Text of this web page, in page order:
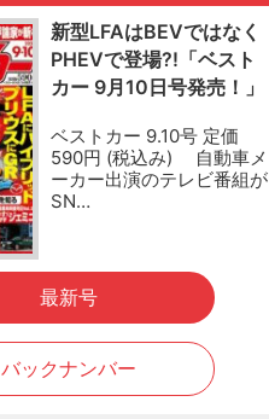
新型LFAはBEVではなく
PHEVで登場?!「ベスト
カー 9月10日号発売！」
ベストカー 9.10号 定価
590円 (税込み) 自動車メ
ーカー出演のテレビ番組が
SN…
最新号
バックナンバー